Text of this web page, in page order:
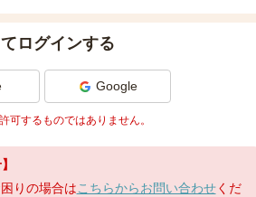
ログインする
Google
するものではありません。
りの場合はこちらからお問い合わせくだ